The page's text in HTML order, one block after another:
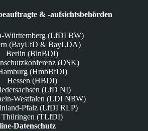
& -aufsichtsbehörden
Württemberg (LfDI BW)
(BayLfD & BayLDA)
Berlin (BlnBDI)
(DSK)
(HmbBfDI)
Hessen (HBDI)
(LfD NI)
Westfalen (LDI NRW)
Pfalz (LfDI RLP)
Thüringen (TLfDI)
Datenschutz